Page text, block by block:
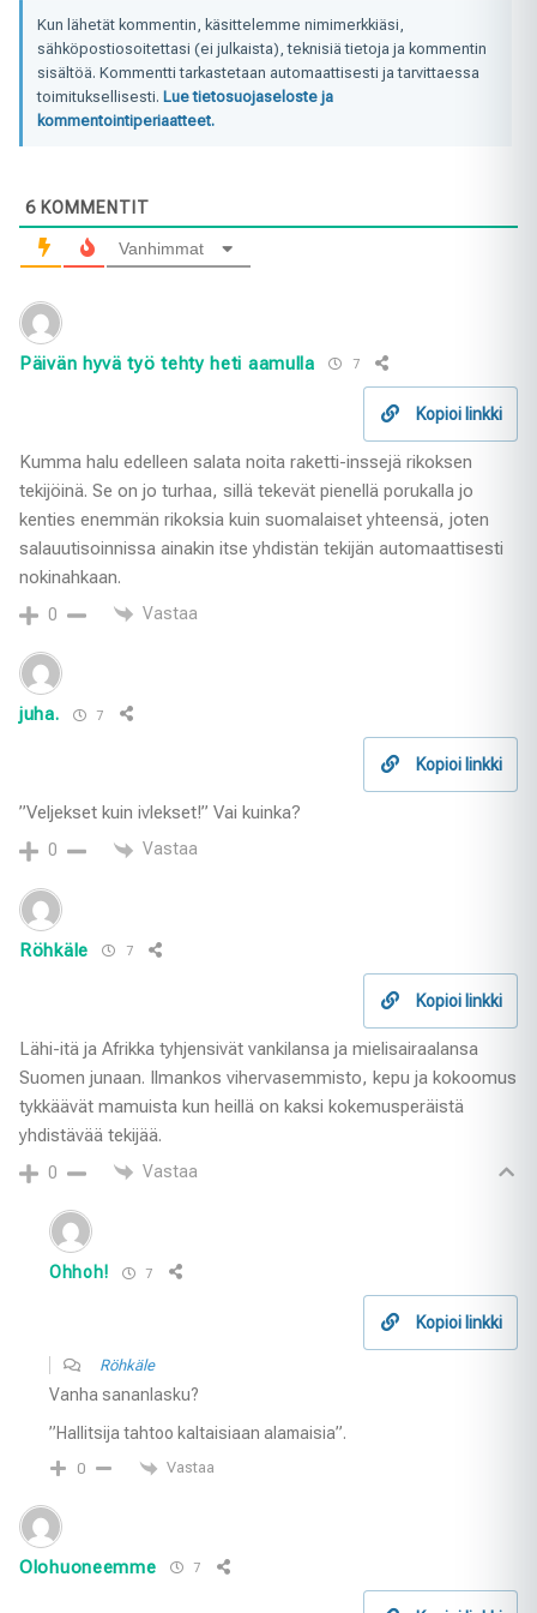
Kun lähetät kommentin, käsittelemme nimimerkkiäsi,
sähköpostiosoitettasi (ei julkaista), teknisiä tietoja ja kommentin
sisältöä. Kommentti tarkastetaan automaattisesti ja tarvittaessa
toimituksellisesti. Lue tietosuojaseloste ja
kommentointiperiaatteet.
6 KOMMENTIT
Vanhimmat
Päivän hyvä työ tehty heti aamulla 7
Kopioi linkki
Kumma halu edelleen salata noita raketti-inssejä rikoksen
tekijöinä. Se on jo turhaa, sillä tekevät pienellä porukalla jo
kenties enemmän rikoksia kuin suomalaiset yhteensä, joten
salauutisoinnissa ainakin itse yhdistän tekijän automaattisesti
nokinahkaan.
0 Vastaa
juha. 7
Kopioi linkki
”Veljekset kuin ivlekset!” Vai kuinka?
0 Vastaa
Röhkäle 7
Kopioi linkki
Lähi-itä ja Afrikka tyhjensivät vankilansa ja mielisairaalansa
Suomen junaan. Ilmankos vihervasemmisto, kepu ja kokoomus
tykkäävät mamuista kun heillä on kaksi kokemusperäistä
yhdistävää tekijää.
0 Vastaa
Ohhoh! 7
Kopioi linkki
Röhkäle
Vanha sananlasku?
”Hallitsija tahtoo kaltaisiaan alamaisia”.
0 Vastaa
Olohuoneemme 7